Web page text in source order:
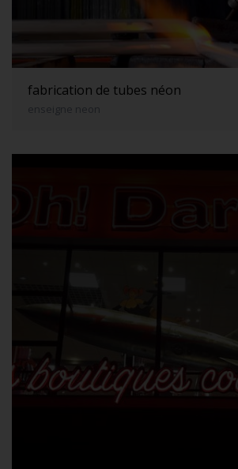
fabrication de tubes néon
enseigne neon